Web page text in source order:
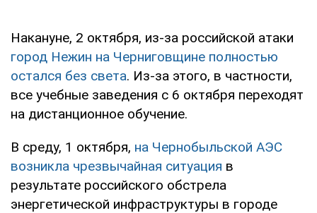
Накануне, 2 октября, из-за российской атаки
город Нежин на Черниговщине полностью
остался без света. Из-за этого, в частности,
все учебные заведения с 6 октября переходят
на дистанционное обучение.
В среду, 1 октября, на Чернобыльской АЭС
возникла чрезвычайная ситуация в
результате российского обстрела
энергетической инфраструктуры в городе